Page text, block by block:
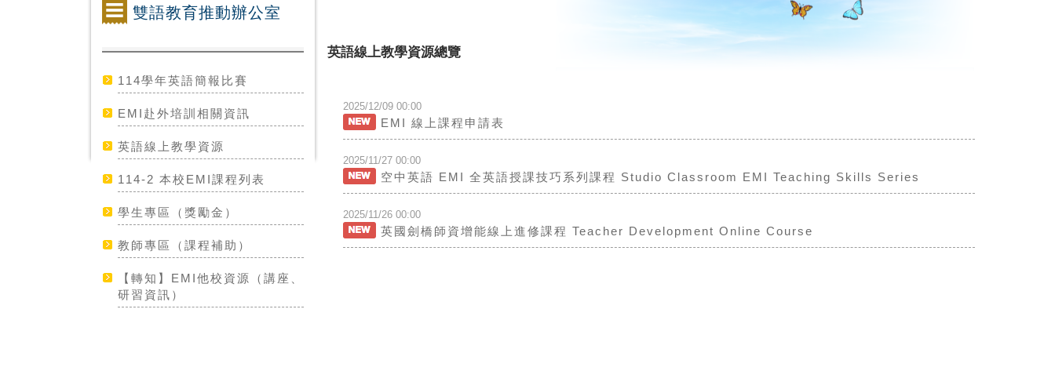
雙語教育推動辦公室
114學年英語簡報比賽
EMI赴外培訓相關資訊
英語線上教學資源
114-2 本校EMI課程列表
學生專區（獎勵金）
教師專區（課程補助）
【轉知】EMI他校資源（講座、
研習資訊）
英語線上教學資源總覽
2025/12/09 00:00
EMI 線上課程申請表
2025/11/27 00:00
空中英語 EMI 全英語授課技巧系列課程 Studio Classroom EMI Teaching Skills Series
2025/11/26 00:00
英國劍橋師資增能線上進修課程 Teacher Development Online Course